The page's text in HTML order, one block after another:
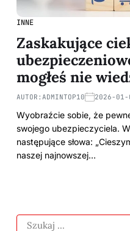
INNE
Zaskakujące
mogłeś nie
AUTOR: ADMINTOP10 2026-01-
Wyobraźcie sobie, że
swojego ubezpieczyciela.
następujące słowa:
naszej najnowszej…